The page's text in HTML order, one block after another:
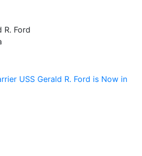
R. Ford
USS Gerald R. Ford is Now in